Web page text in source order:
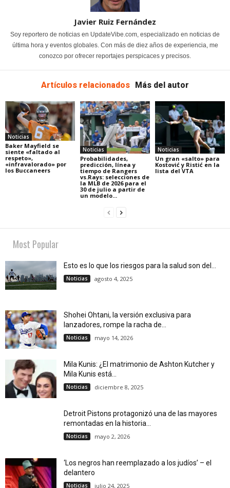
Javier Ruiz Fernández
Soy reportero de noticias en UpdateVibe.com, especializado en noticias de
última hora y eventos globales. Con más de diez años de experiencia, me
conozco por ofrecer reportajes perspicaces y precisos.
Artículos relacionados Más del autor
Noticias
Baker Mayfield se
siente «faltado al
respeto»,
«infravalorado» por
los Buccaneers
Noticias
Probabilidades,
predicción, línea y
tiempo de Rangers
vs.Rays: selecciones de
la MLB de 2026 para el
30 de julio a partir de
un modelo...
Noticias
Un gran «salto» para
Kostović y Ristić en la
lista del VTA
Most Popular
Esto es lo que los riesgos para la salud son del...
Noticias agosto 4, 2025
Shohei Ohtani, la versión exclusiva para
lanzadores, rompe la racha de...
Noticias mayo 14, 2026
Mila Kunis: ¿El matrimonio de Ashton Kutcher y
Mila Kunis está...
Noticias diciembre 8, 2025
Detroit Pistons protagonizó una de las mayores
remontadas en la historia...
Noticias mayo 2, 2026
‘Los negros han reemplazado a los judíos’ – el
delantero
Noticias julio 24, 2025